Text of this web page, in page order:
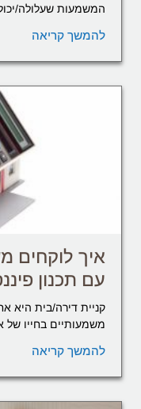
המשמעות שעלולה/
להמשך קריאה
איך לוקחים
עם תכנון
קניית דירה/בית היא
משמעותיים בחייו של
להמשך קריאה